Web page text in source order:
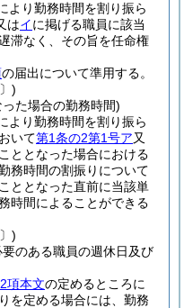
より勤務時間を割り振ら
はイに掲げる職員に該当
滞なく、その旨を任命権
の届出について準用する。
)
た場合の勤務時間)
より勤務時間を割り振ら
いて第1条の2第1号ア又
ととなった場合における
務時間の割振りについて
ととなった直前に当該単
時間によることができる
)
のある職員の週休日及び
項本文の定めるところに
を定める場合には、勤務